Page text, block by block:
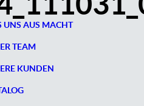
UNS AUS MACHT
TEAM
KUNDEN